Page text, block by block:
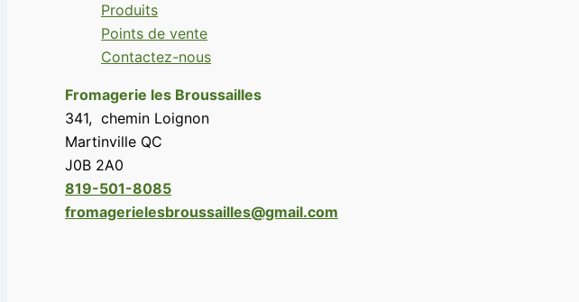
Produits
Points de vente
Contactez-nous
Fromagerie les Broussailles
341, chemin Loignon
Martinville QC
J0B 2A0
819-501-8085
fromagerielesbroussailles@gmail.com